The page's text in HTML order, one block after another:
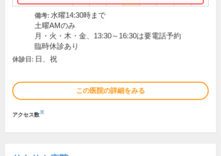
備考: 水曜14:30時まで
土曜AMのみ
月・火・木・金、13:30～16:30は要電話予約
臨時休診あり
休診日: 日、祝
この医院の詳細をみる
アクセス数※